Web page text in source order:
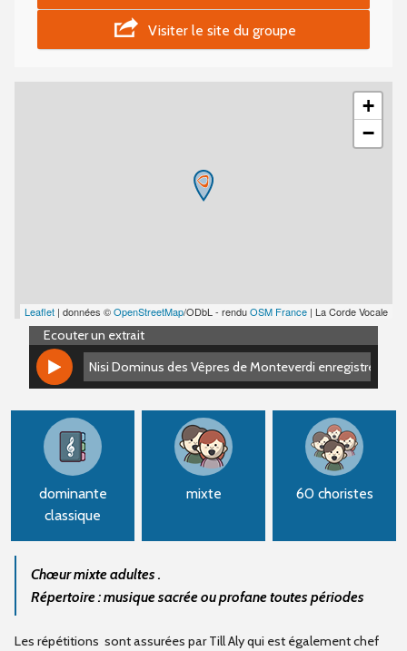
Visiter le site du groupe
+
−
Leaflet | données ©OpenStreetMap/ODbL - renduOSM France | La Corde Vocale
Ecouter un extrait
Nisi Dominus des Vêpres de Monteverdi enregistré le 6
Nisi Dominus des Vêpres de Monteverdi enregistré le 6
dominante
classique
mixte 60 choristes
Chœur mixte adultes .
Répertoire : musique sacrée ou profane toutes périodes
Les répétitions sont assurées par Till Aly qui est également chef